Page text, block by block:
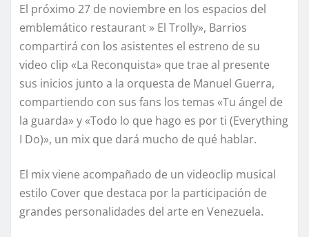
El próximo 27 de noviembre en los espacios del
emblemático restaurant » El Trolly», Barrios
compartirá con los asistentes el estreno de su
video clip «La Reconquista» que trae al presente
sus inicios junto a la orquesta de Manuel Guerra,
compartiendo con sus fans los temas «Tu ángel de
la guarda» y «Todo lo que hago es por ti (Everything
I Do)», un mix que dará mucho de qué hablar.
El mix viene acompañado de un videoclip musical
estilo Cover que destaca por la participación de
grandes personalidades del arte en Venezuela.